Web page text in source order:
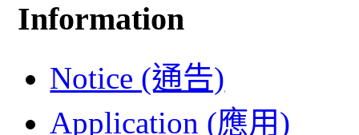
Information
Notice (通告)
Application (應用)